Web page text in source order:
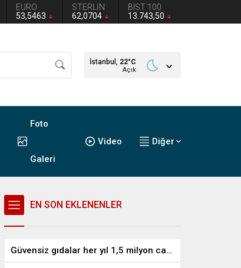
EURO
53,5463
STERLİN
62,0704
BIST 100
13.743,50
İstanbul, 22°C
Açık
Foto
Galeri
Video Diğer
EN SON EKLENENLER
Güvensiz gıdalar her yıl 1,5 milyon can alıyor